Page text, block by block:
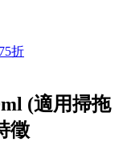
折
(適用掃拖
徵